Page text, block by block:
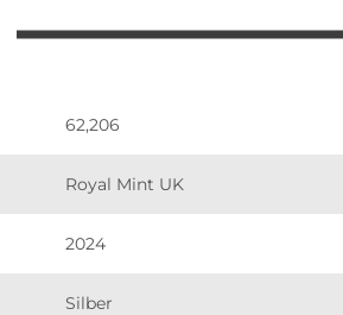
62,206
Royal Mint UK
2024
Silber